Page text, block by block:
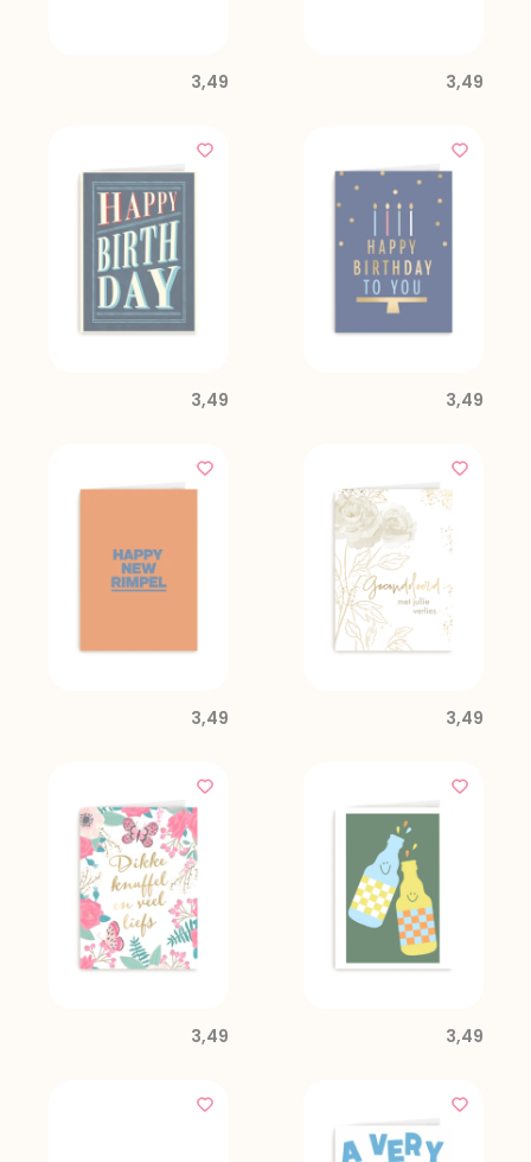
3,49 3,49
3,49 3,49
3,49 3,49
3,49 3,49